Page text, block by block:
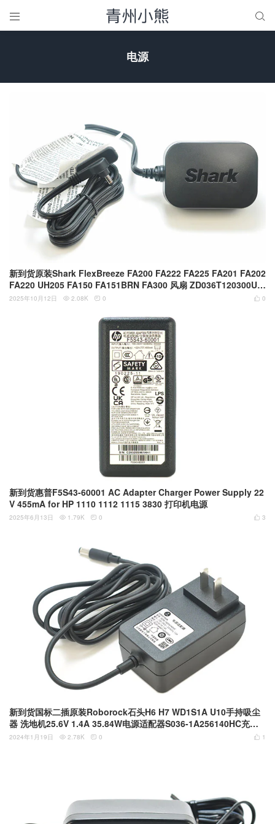
 
电源
新到货原装Shark FlexBreeze FA200 FA222 FA225 FA201 FA202
FA220 UH205 FA150 FA151BRN FA300 风扇 ZD036T120300US
12V3A 36W 5.5MM 2.1MM DC接口 电源适配器
 0
2025年10月12日  2.08K  0
新到货惠普F5S43-60001 AC Adapter Charger Power Supply 22
V 455mA for HP 1110 1112 1115 3830 打印机电源
 3
2025年6月13日  1.79K  0
新到货国标二插原装Roborock石头H6 H7 WD1S1A U10手持吸尘
器 洗地机25.6V 1.4A 35.84W电源适配器S036-1A256140HC充电
器
 1
2024年1月19日  2.78K  0